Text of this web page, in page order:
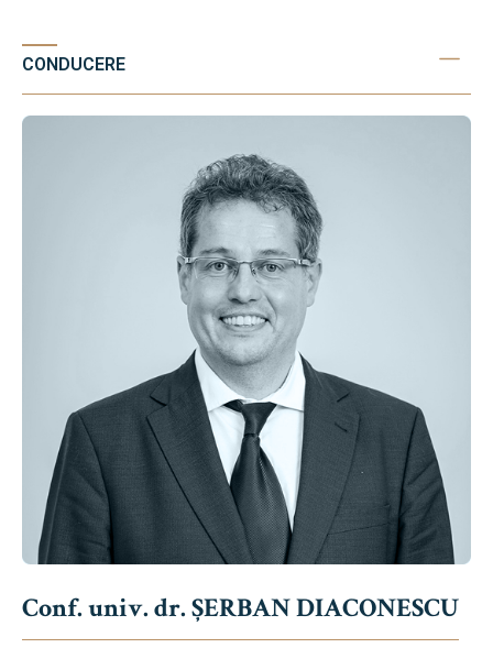
CONDUCERE
Conf. univ. dr. ȘERBAN DIACONESCU